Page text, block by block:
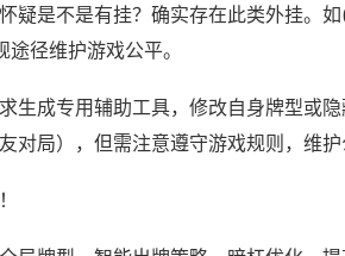
疑是不是有挂？确实存在此类外挂。
径维护游戏公平。
生成专用辅助工具，修改自身牌型或
对局），但需注意遵守游戏规则，维护